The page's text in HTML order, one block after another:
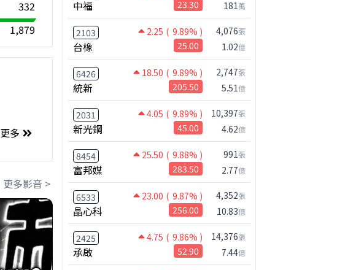
332
1,879
更多
更多影音 >
中福 23.30 181萬
2103 2.25 ( 9.89% )
台橡 25.00
4,076張
1.02億
6426 18.50 ( 9.89% )
統新 205.50
2,747張
5.51億
2031 4.05 ( 9.89% )
新光鋼 45.00
10,397張
4.62億
8454 25.50 ( 9.88% )
富邦媒 283.50
991張
2.77億
6533 23.00 ( 9.87% )
晶心科 256.00
4,352張
10.83億
2425 4.75 ( 9.86% )
承啟 52.90
14,376張
7.44億